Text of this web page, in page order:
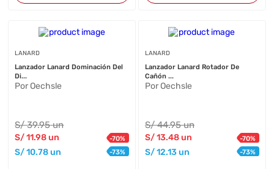
LANARD
Lanzador Lanard Dominación Del
Di...
Por Oechsle
S/39.95 un
S/11.98 un -70%
S/10.78 un -73%
LANARD
Lanzador Lanard Rotador De
Cañón ...
Por Oechsle
S/44.95 un
S/13.48un -70%
S/12.13un -73%